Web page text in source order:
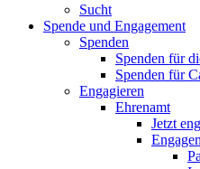
Sucht
Spende und Engagement
Spenden
Spenden für
Spenden für
Engagieren
Ehrenamt
Jetzt